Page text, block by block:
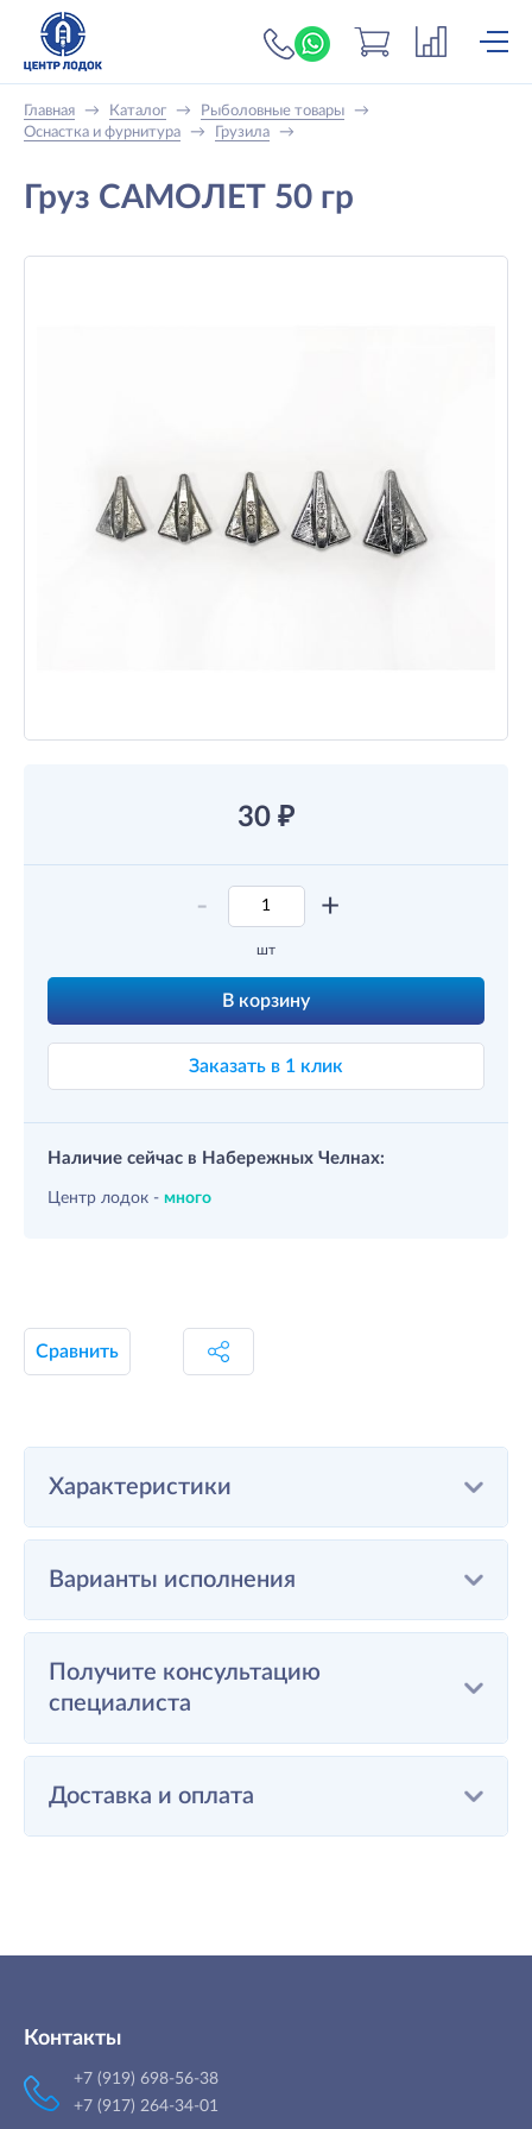
+7 (919) 698-56-
Главная → Каталог → Рыболовные товары
→
Оснастка и фурнитура
→ Грузила →
Груз САМОЛЕТ 50 гр
30 ₽
- +
шт
В корзину
Заказать в 1 клик
Наличие сейчас в Набережных Челнах:
Центр лодок - много
Сравнить
Характеристики
Варианты исполнения
Получите консультацию
специалиста
Доставка и оплата
Контакты
+7 (919) 698-56-38
+7 (917) 264-34-01